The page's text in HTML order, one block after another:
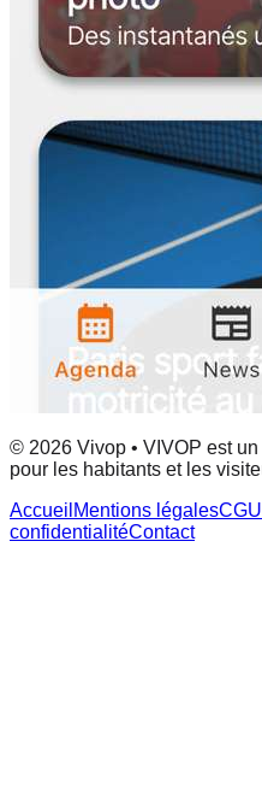
© 2026 Vivop • VIVOP est
pour les habitants et les
Accueil Mentions légalesCGU
confidentialitéContact